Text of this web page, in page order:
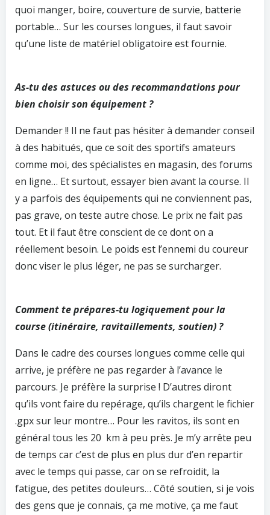
quoi manger, boire, couverture de survie, batterie
portable… Sur les courses longues, il faut savoir
qu’une liste de matériel obligatoire est fournie.
As-tu des astuces ou des recommandations pour
bien choisir son équipement ?
Demander !! Il ne faut pas hésiter à demander conseil
à des habitués, que ce soit des sportifs amateurs
comme moi, des spécialistes en magasin, des forums
en ligne… Et surtout, essayer bien avant la course. Il
y a parfois des équipements qui ne conviennent pas,
pas grave, on teste autre chose. Le prix ne fait pas
tout. Et il faut être conscient de ce dont on a
réellement besoin. Le poids est l’ennemi du coureur
donc viser le plus léger, ne pas se surcharger.
Comment te prépares-tu logiquement pour la
course (itinéraire, ravitaillements, soutien) ?
Dans le cadre des courses longues comme celle qui
arrive, je préfère ne pas regarder à l’avance le
parcours. Je préfère la surprise ! D’autres diront
qu’ils vont faire du repérage, qu’ils chargent le fichier
.gpx sur leur montre… Pour les ravitos, ils sont en
général tous les 20 km à peu près. Je m’y arrête peu
de temps car c’est de plus en plus dur d’en repartir
avec le temps qui passe, car on se refroidit, la
fatigue, des petites douleurs… Côté soutien, si je vois
des gens que je connais, ça me motive, ça me faut